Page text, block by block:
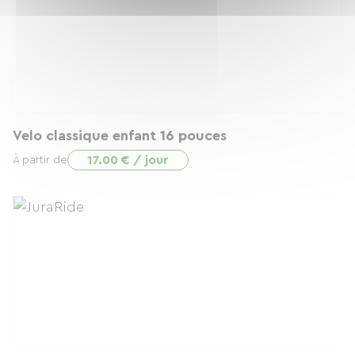
Velo classique enfant 16 pouces
À partir de 17.00 € / jour